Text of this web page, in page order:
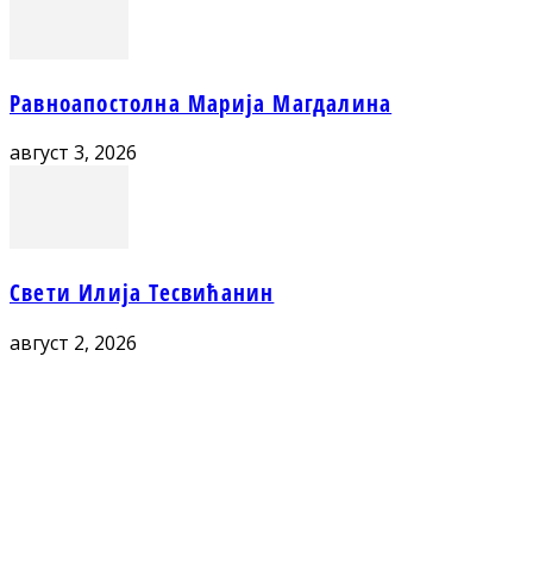
Равноапостолна Марија Магдалина
август 3, 2026
Свети Илија Тесвићанин
август 2, 2026